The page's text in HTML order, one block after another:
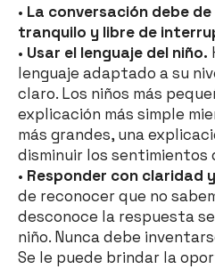
• La conversación debe
tranquilo y libre de
• Usar el lenguaje del niño.
lenguaje adaptado a su
claro. Los niños más
explicación más simple
más grandes, una
disminuir los sentimientos
• Responder con claridad
de reconocer que no
desconoce la respuesta
niño. Nunca debe
Se le puede brindar la